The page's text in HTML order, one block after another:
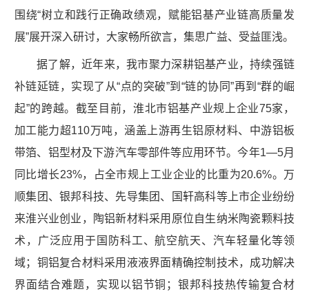
围绕‌“树立和践行正确政绩观，赋能铝基产业链高质量发
展”‌展开深入研讨，大家畅所欲言，集思广益、受益匪浅。
据了解，近年来，我市聚力深耕铝基产业，持续强链
补链延链，实现了从“点的突破”到“链的协同”再到“群的崛
起”的跨越。截至目前，淮北市铝基产业规上企业75家，
加工能力超110万吨，涵盖上游再生铝原材料、中游铝板
带箔、铝型材及下游汽车零部件等应用环节。今年1—5月
同比增长23%，占全市规上工业企业的比重为20.6%。万
顺集团、银邦科技、先导集团、国轩高科等上市企业纷纷
来淮兴业创业，陶铝新材料采用原位自生纳米陶瓷颗料技
术，广泛应用于国防科工、航空航天、汽车轻量化等领
域；铜铝复合材料采用液液界面精确控制技术，成功解决
界面结合难题，实现以铝节铜；银邦科技热传输复合材